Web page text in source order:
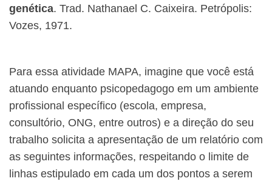
genética. Trad. Nathanael C. Caixeira. Petrópolis:
Vozes, 1971.
Para essa atividade MAPA, imagine que você está
atuando enquanto psicopedagogo em um ambiente
profissional específico (escola, empresa,
consultório, ONG, entre outros) e a direção do seu
trabalho solicita a apresentação de um relatório com
as seguintes informações, respeitando o limite de
linhas estipulado em cada um dos pontos a serem